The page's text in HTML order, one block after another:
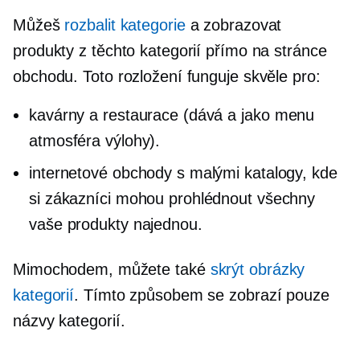
Můžeš rozbalit kategoriea zobrazovat
produkty z těchto kategorií přímo na stránce
obchodu. Toto rozložení funguje skvěle pro:
kavárny a restaurace (dává a jako menu
atmosféra výlohy).
internetové obchody s malými katalogy, kde
si zákazníci mohou prohlédnout všechny
vaše produkty najednou.
Mimochodem, můžete také skrýt obrázky
kategorií. Tímto způsobem se zobrazí pouze
názvy kategorií.